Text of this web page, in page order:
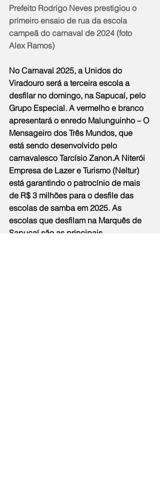
Prefeito Rodrigo Neves prestigiou o
primeiro ensaio de rua da escola
campeã do carnaval de 2024 (foto
Alex Ramos)
No Carnaval 2025, a Unidos do
Viradouro será a terceira escola a
desfilar no domingo, na Sapucaí, pelo
Grupo Especial. A vermelho e branco
apresentará o enredo Malunguinho – O
Mensageiro dos Três Mundos, que
está sendo desenvolvido pelo
carnavalesco Tarcísio Zanon.A Niterói
Empresa de Lazer e Turismo (Neltur)
está garantindo o patrocínio de mais
de R$ 3 milhões para o desfile das
escolas de samba em 2025. As
escolas que desfilam na Marquês de
Sapucaí são as principais